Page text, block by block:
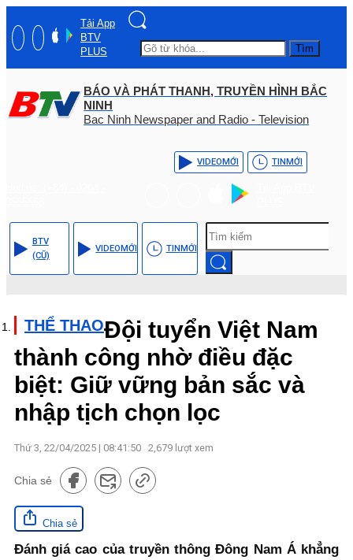
Tải App
BTV
PLUS
Tìm
BÁO VÀ PHÁT THANH, TRUYỀN HÌNH BẮC
NINH
Bac Ninh Newspaper and Radio - Television
VIDEOMỚI TINMỚI
BTV
(CŨ)
VIDEOMỚI TINMỚI
THỂ THAOĐội tuyển Việt Nam
thành công nhờ điều đặc
biệt: Giữ vững bản sắc và
nhập tịch chọn lọc
Thứ 3, 22/04/2025 | 08:41:50 2,679 lượt xem
Chia sẻ
Chia sẻ
Đánh giá cao của truyền thông Đông Nam Á khẳng